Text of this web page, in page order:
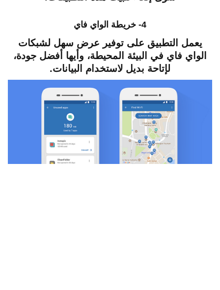
4- خريطة الواي فاي
يعمل التطبيق على توفير عرض سهل لشبكات
الواي فاي في البيئة المحيطة، وأيها أفضل جودة،
لإتاحة بديل لاستخدام البيانات.